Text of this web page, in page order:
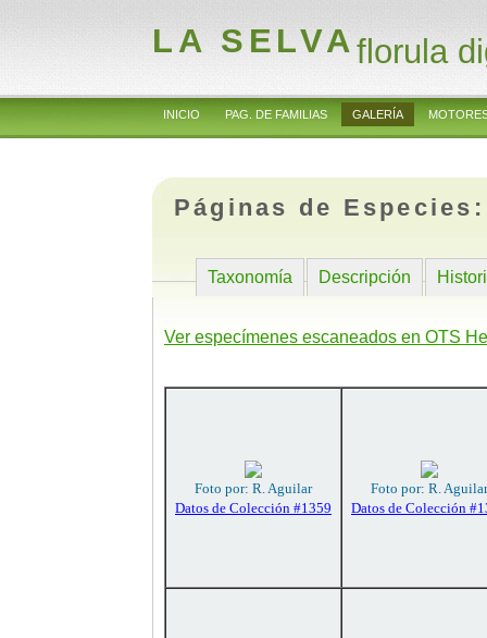
LA SELVAflorula
INICIO PAG. DE FAMILIAS GALERÍA
Páginas de
Taxonomía Descripción
Ver especímenes escaneados en OTS
Foto por: R. Aguilar
Datos de Colección #1359
Foto por: R. Aguilar
Datos de Colección